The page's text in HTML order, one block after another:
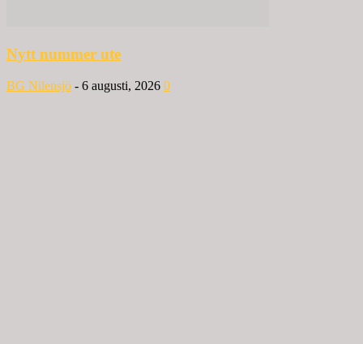
Nytt nummer ute
BG Nilensjö - 6 augusti, 2026 0